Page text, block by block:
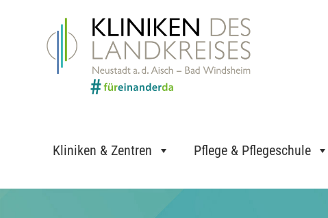
Kliniken & Zentren Pflege & Pflegeschule